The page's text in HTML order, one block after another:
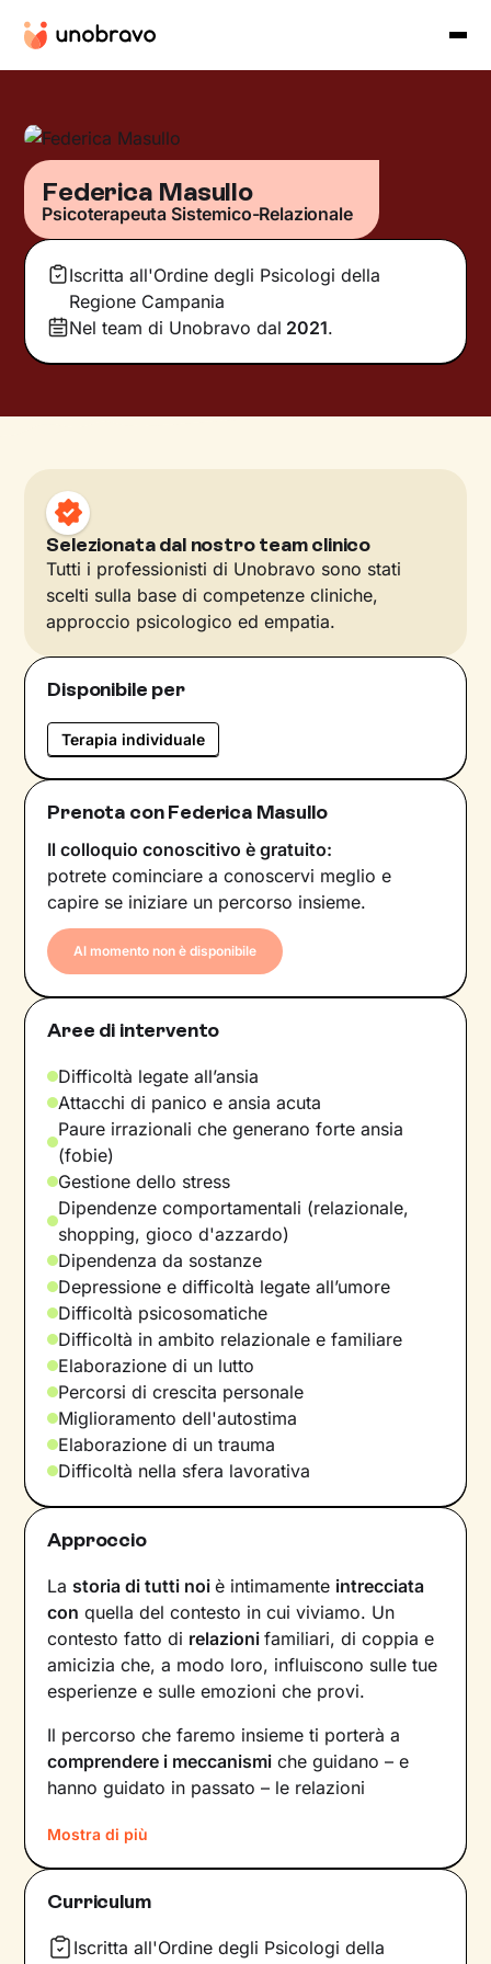
Federica Masullo
Psicoterapeuta Sistemico-Relazionale
Iscritta all'Ordine degli Psicologi della
Regione Campania
Nel team di Unobravo dal 2021.
Selezionata dal nostro team clinico
Tutti i professionisti di Unobravo sono stati
scelti sulla base di competenze cliniche,
approccio psicologico ed empatia.
Disponibile per
Terapia individuale
Prenota con Federica Masullo
Il colloquio conoscitivo è gratuito:
potrete cominciare a conoscervi meglio e
capire se iniziare un percorso insieme.
Al momento non è disponibile
Aree di intervento
Difficoltà legate all’ansia
Attacchi di panico e ansia acuta
Paure irrazionali che generano forte ansia
(fobie)
Gestione dello stress
Dipendenze comportamentali (relazionale,
shopping, gioco d'azzardo)
Dipendenza da sostanze
Depressione e difficoltà legate all’umore
Difficoltà psicosomatiche
Difficoltà in ambito relazionale e familiare
Elaborazione di un lutto
Percorsi di crescita personale
Miglioramento dell'autostima
Elaborazione di un trauma
Difficoltà nella sfera lavorativa
Approccio
La storia di tutti noiè intimamente intrecciata
con quella del contesto in cui viviamo. Un
contesto fatto di relazionifamiliari, di coppia e
amicizia che, a modo loro, influiscono sulle tue
esperienze e sulle emozioni che provi.
Il percorso che faremo insieme ti porterà a
comprendere i meccanismi che guidano – e
hanno guidato in passato – le relazioni
Vedrai il tuo mondo sotto una luce diversa e
scoprirainuovi significatialla base di ciò che
stai vivendo oggi.
Imparerai a trasformare alcuni elementi che non
Mostra di più
Curriculum
Iscritta all'Ordine degli Psicologi della